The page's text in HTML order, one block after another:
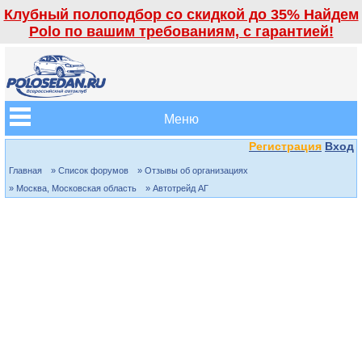
Клубный полоподбор со скидкой до 35% Найдем
Polo по вашим требованиям, с гарантией!
Меню
Регистрация Вход
Главная » Список форумов
» Отзывы об организациях
» Москва, Московская область
» Автотрейд АГ